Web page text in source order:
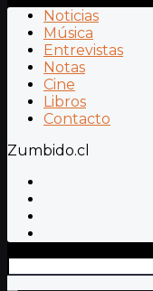
Noticias
Música
Entrevistas
Notas
Cine
Libros
Contacto
Zumbido.cl